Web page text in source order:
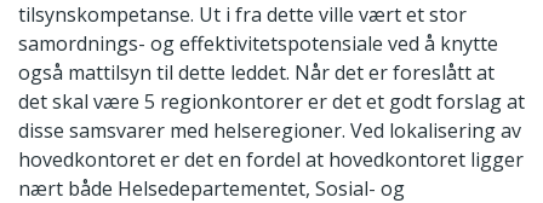
tilsynskompetanse. Ut i fra dette ville vært et stor
samordnings- og effektivitetspotensiale ved å knytte
også mattilsyn til dette leddet. Når det er foreslått at
det skal være 5 regionkontorer er det et godt forslag at
disse samsvarer med helseregioner. Ved lokalisering av
hovedkontoret er det en fordel at hovedkontoret ligger
nært både Helsedepartementet, Sosial- og